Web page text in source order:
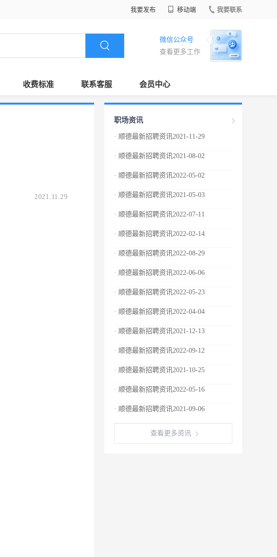
我要发布 移动端 我要联系
微信公众号
查看更多工作
收费标准 联系客服 会员中心
2021.11.29
职场资讯
· 顺德最新招聘资讯2021-11-29
· 顺德最新招聘资讯2021-08-02
· 顺德最新招聘资讯2022-05-02
· 顺德最新招聘资讯2021-05-03
· 顺德最新招聘资讯2022-07-11
· 顺德最新招聘资讯2022-02-14
· 顺德最新招聘资讯2022-08-29
· 顺德最新招聘资讯2022-06-06
· 顺德最新招聘资讯2022-05-23
· 顺德最新招聘资讯2022-04-04
· 顺德最新招聘资讯2021-12-13
· 顺德最新招聘资讯2022-09-12
· 顺德最新招聘资讯2021-10-25
· 顺德最新招聘资讯2022-05-16
· 顺德最新招聘资讯2021-09-06
查看更多资讯